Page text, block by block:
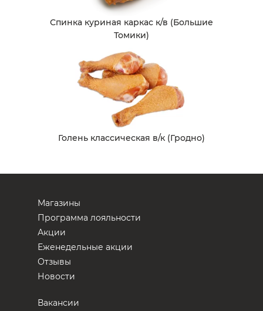
Спинка куриная каркас к/в (Большие
Томики)
Голень классическая в/к (Гродно)
Магазины
Программа лояльности
Акции
Еженедельные акции
Отзывы
Новости
Вакансии